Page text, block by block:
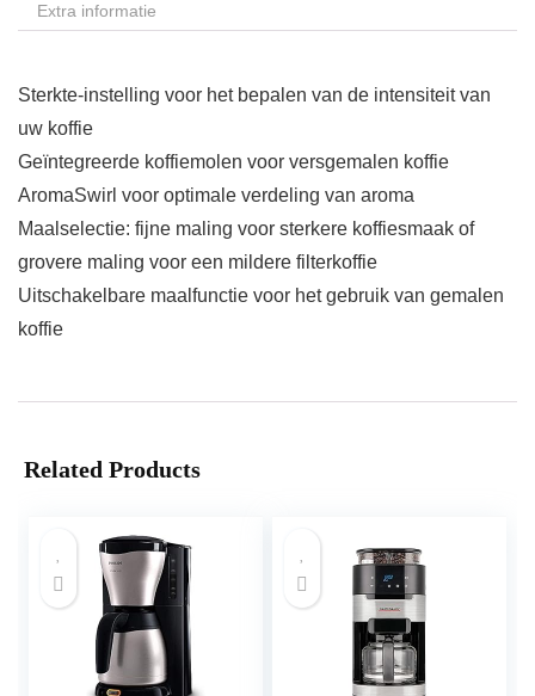
Extra informatie
Sterkte-instelling voor het bepalen van de intensiteit van
uw koffie
Geïntegreerde koffiemolen voor versgemalen koffie
AromaSwirl voor optimale verdeling van aroma
Maalselectie: fijne maling voor sterkere koffiesmaak of
grovere maling voor een mildere filterkoffie
Uitschakelbare maalfunctie voor het gebruik van gemalen
koffie
Related Products